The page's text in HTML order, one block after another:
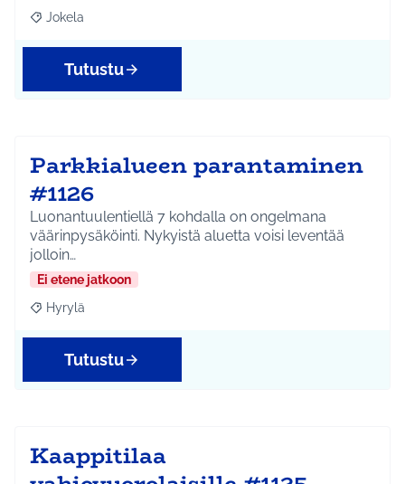
Rajaa tulokset aihepiirin mukaan: Jokela
Jokela
Tutustu
Parkkialueen parantaminen
#1126
Luonantuulentiellä 7 kohdalla on ongelmana
väärinpysäköinti. Nykyistä aluetta voisi leventää
jolloin…
Ei etene jatkoon
Rajaa tulokset aihepiirin mukaan: Hyrylä
Hyrylä
Tutustu
Kaappitilaa